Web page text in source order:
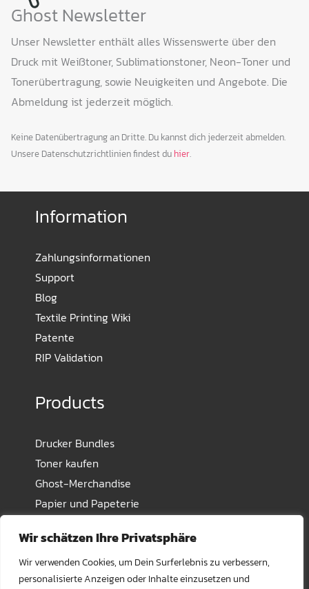
Wir schätzen Ihre Privatsphäre
Wir verwenden Cookies, um Dein Surferlebnis zu verbessern,
personalisierte Anzeigen oder Inhalte einzusetzen und
Ghost Newsletter
Unser Newsletter enthält alles Wissenswerte über den
Druck mit Weißtoner, Sublimationstoner, Neon-Toner und
Tonerübertragung, sowie Neuigkeiten und Angebote. Die
Abmeldung ist jederzeit möglich.
Keine Datenübertragung an Dritte. Du kannst dich jederzeit abmelden.
Unsere Datenschutzrichtlinien findest du hier.
Information
Zahlungsinformationen
Support
Blog
Textile Printing Wiki
Patente
RIP Validation
Products
Drucker Bundles
Toner kaufen
Ghost-Merchandise
Papier und Papeterie
Safe payment methods